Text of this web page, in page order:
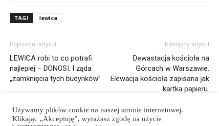
TAGI lewica
Poprzedni artykuł
LEWICA robi to co potrafi
najlepiej – DONOSI. I żąda
„zamknięcia tych budynków”
Następny artykuł
Dewastacja kościoła na
Górcach w Warszawie.
Elewacja kościoła zapisana jak
kartka papieru.
Używamy plików cookie na naszej stronie internetowej.
Klikając „Akceptuję”, wyrażasz zgodę na użycie